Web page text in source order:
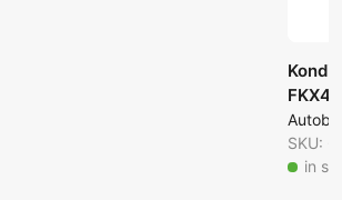
SKU:
in